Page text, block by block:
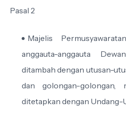
Pasal 2
Majelis
anggauta-anggauta
ditambah dengan utusan-
dan golongan-golongan,
ditetapkan dengan Undang-